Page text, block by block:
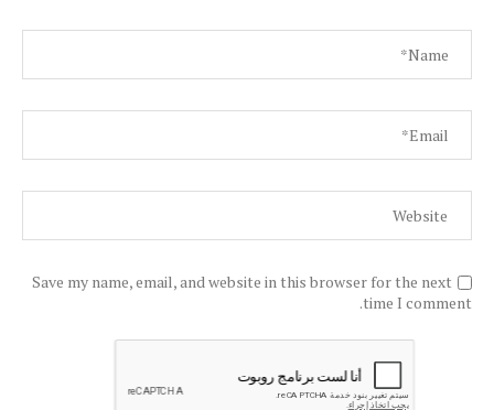
Save my name, email, and website in this browser for the next
time I comment.